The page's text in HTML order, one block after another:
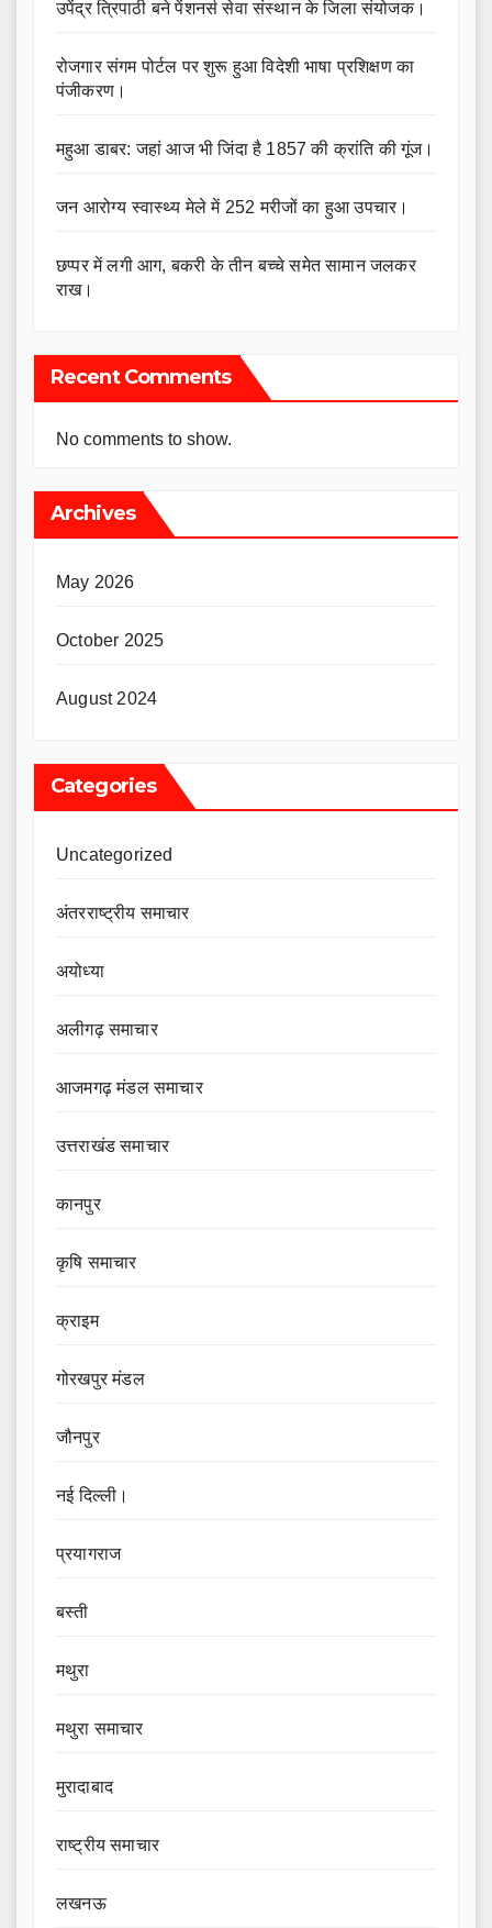
उपेंद्र त्रिपाठी बने पेंशनर्स सेवा संस्थान के जिला संयोजक।
रोजगार संगम पोर्टल पर शुरू हुआ विदेशी भाषा प्रशिक्षण का
पंजीकरण।
महुआ डाबर: जहां आज भी जिंदा है 1857 की क्रांति की गूंज।
जन आरोग्य स्वास्थ्य मेले में 252 मरीजों का हुआ उपचार।
छप्पर में लगी आग, बकरी के तीन बच्चे समेत सामान जलकर
राख।
Recent Comments
No comments to show.
Archives
May 2026
October 2025
August 2024
Categories
Uncategorized
अंतरराष्ट्रीय समाचार
अयोध्या
अलीगढ़ समाचार
आजमगढ़ मंडल समाचार
उत्तराखंड समाचार
कानपुर
कृषि समाचार
क्राइम
गोरखपुर मंडल
जौनपुर
नई दिल्ली।
प्रयागराज
बस्ती
मथुरा
मथुरा समाचार
मुरादाबाद
राष्ट्रीय समाचार
लखनऊ